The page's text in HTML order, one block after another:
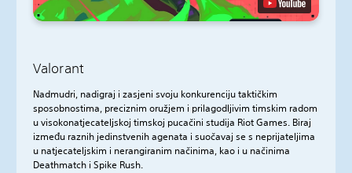
Valorant
Nadmudri, nadigraj i zasjeni svoju konkurenciju taktičkim
sposobnostima, preciznim oružjem i prilagodljivim timskim radom
u visokonatjecateljskoj timskoj pucačini studija Riot Games. Biraj
između raznih jedinstvenih agenata i suočavaj se s neprijateljima
u natjecateljskim i nerangiranim načinima, kao i u načinima
Deathmatch i Spike Rush.